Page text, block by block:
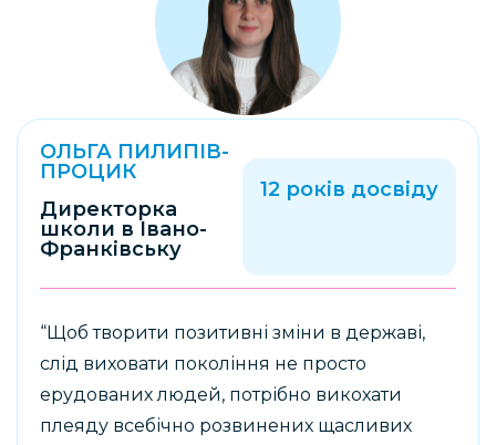
ОЛЬГА ПИЛИПІВ-
ПРОЦИК
Директорка
школи в Івано-
Франківську
12 років досвіду
“Щоб творити позитивні зміни в державі,
слід виховати покоління не просто
ерудованих людей, потрібно викохати
плеяду всебічно розвинених щасливих